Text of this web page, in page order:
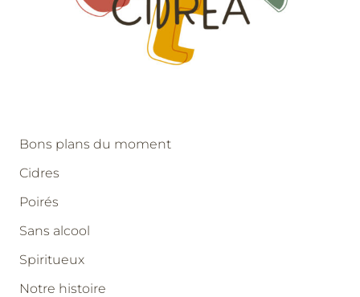
Bons plans du moment
Cidres
Poirés
Sans alcool
Spiritueux
Notre histoire